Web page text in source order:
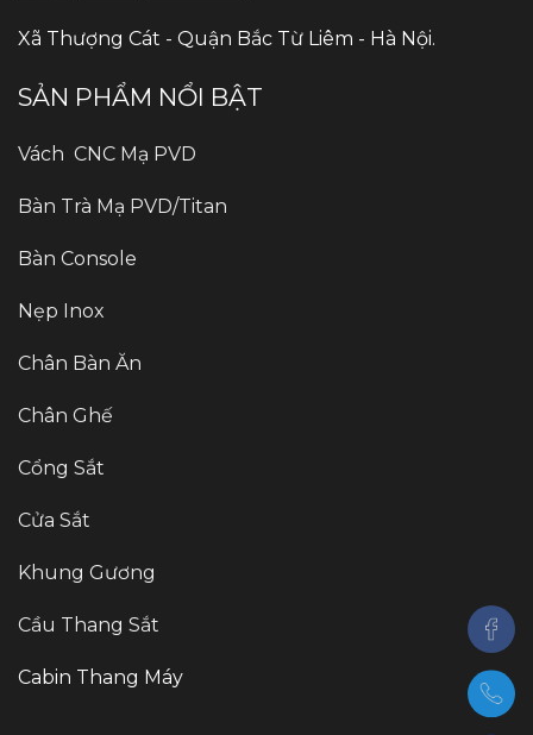
Xã Thượng Cát - Quận Bắc Từ Liêm - Hà Nội.
SẢN PHẨM NỔI BẬT
Vách CNC Mạ PVD
Bàn Trà Mạ PVD/Titan
Bàn Console
Nẹp Inox
Chân Bàn Ăn
Chân Ghế
Cổng Sắt
Cửa Sắt
Khung Gương
Cầu Thang Sắt
Cabin Thang Máy